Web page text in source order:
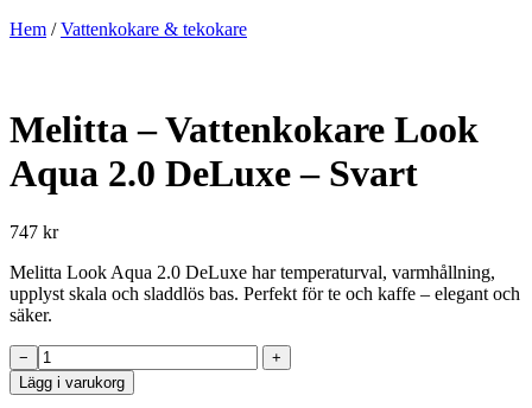
Hem /Vattenkokare & tekokare
Melitta – Vattenkokare Look
Aqua 2.0 DeLuxe – Svart
747 kr
Melitta Look Aqua 2.0 DeLuxe har temperaturval, varmhållning,
upplyst skala och sladdlös bas. Perfekt för te och kaffe – elegant och
säker.
Melitta
–
Vattenkokare
−
+
Lägg i varukorg